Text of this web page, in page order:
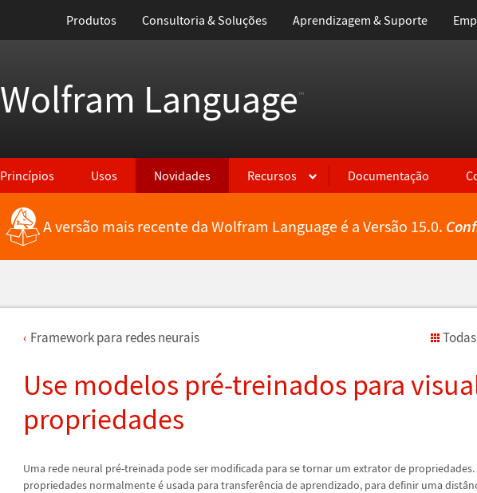
Produtos Consultoria & Soluções Aprendizagem & Suporte
Wolfram Language™
Princípios Usos Novidades Recursos Documentação
A versão mais recente da Wolfram Language é a Versão 15.0.
Framework para redes neurais
Use modelos pré-treinados para
propriedades
Uma rede neural pré-treinada pode ser modificada para se tornar um extrator de propriedades.
propriedades normalmenteé usada para transferência de aprendizado, para definir uma distâ